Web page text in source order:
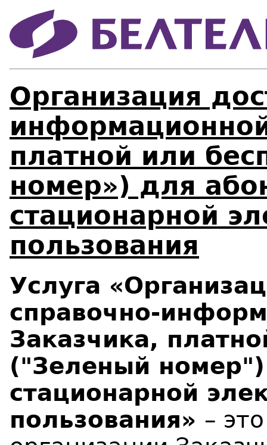
Организация
платной или
номер») для
стационарной
пользования
Услуга
справочно-
Заказчика,
("Зеленый номер")
стационарной
пользования» –